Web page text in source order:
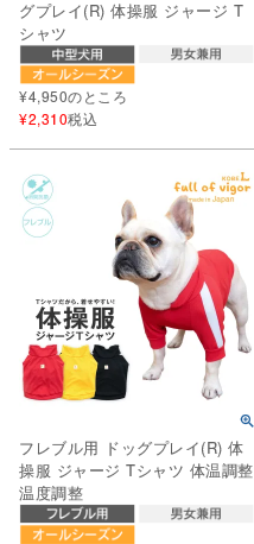
グプレイ(R) 体操服 ジャージ T
シャツ
¥4,950のところ
¥2,310税込
フレブル用 ドッグプレイ(R) 体
操服 ジャージ Tシャツ 体温調整
温度調整